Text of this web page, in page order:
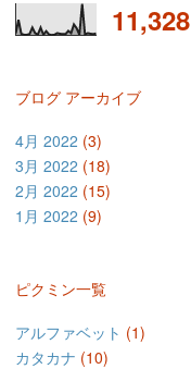
11,328
ブログ アーカイブ
4月 2022 (3)
3月 2022 (18)
2月 2022 (15)
1月 2022 (9)
ピクミン一覧
アルファベット (1)
カタカナ (10)